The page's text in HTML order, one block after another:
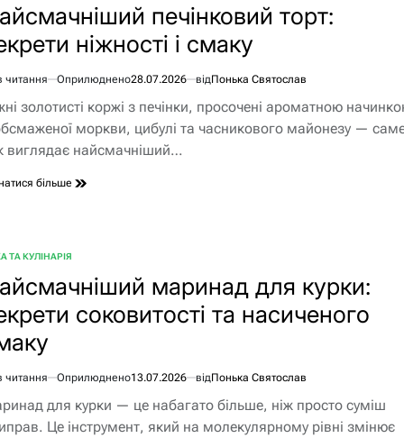
печінковий торт:
ніжності і смаку
читання Оприлюднено28.07.2026 відПонька Святослав
золотисті коржі з печінки, просочені ароматною
моркви, цибулі та часникового майонезу —
виглядає найсмачніший…
більше
ТА КУЛІНАРІЯ
маринад для курки:
соковитості та насиченого
читання Оприлюднено13.07.2026 відПонька Святослав
для курки — це набагато більше, ніж просто суміш
Це інструмент, який на молекулярному рівні змінює